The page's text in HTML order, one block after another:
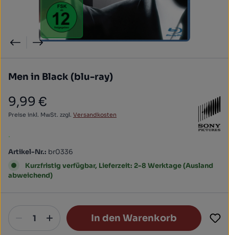
Men in Black (blu-ray)
Regulärer Preis:
9,99 €
Preise inkl. MwSt. zzgl. Versandkosten
.
Artikel-Nr.: br0336
Kurzfristig verfügbar, Lieferzeit: 2-8 Werktage (Ausland
abweichend)
In den Warenkorb